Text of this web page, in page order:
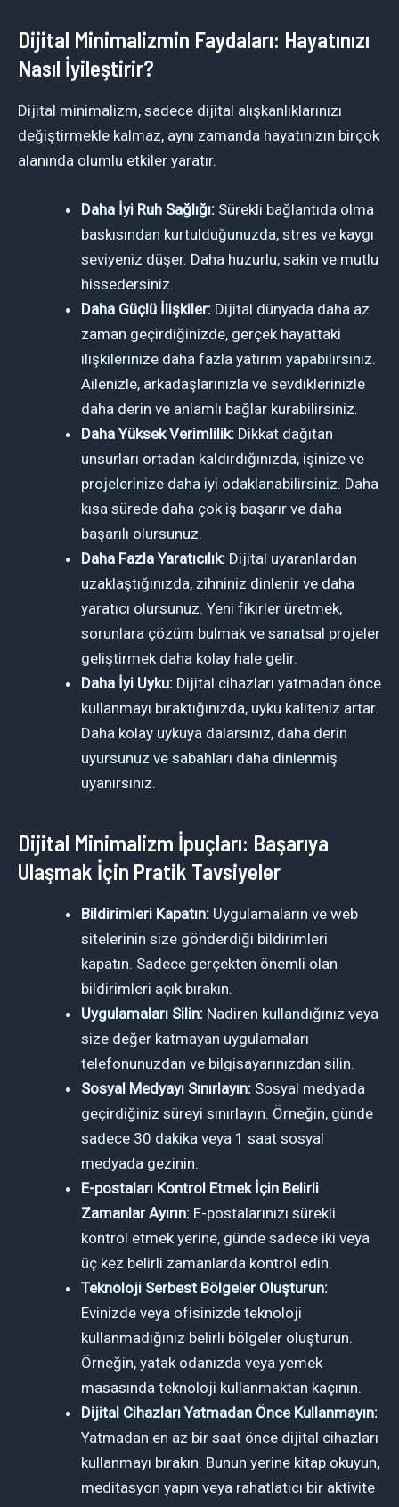
Dijital Minimalizmin Faydaları: Hayatınızı
Nasıl İyileştirir?
Dijital minimalizm, sadece dijital alışkanlıklarınızı
değiştirmekle kalmaz, aynı zamanda hayatınızın birçok
alanında olumlu etkiler yaratır.
Daha İyi Ruh Sağlığı: Sürekli bağlantıda olma
baskısından kurtulduğunuzda, stres ve kaygı
seviyeniz düşer. Daha huzurlu, sakin ve mutlu
hissedersiniz.
Daha Güçlü İlişkiler: Dijital dünyada daha az
zaman geçirdiğinizde, gerçek hayattaki
ilişkilerinize daha fazla yatırım yapabilirsiniz.
Ailenizle, arkadaşlarınızla ve sevdiklerinizle
daha derin ve anlamlı bağlar kurabilirsiniz.
Daha Yüksek Verimlilik: Dikkat dağıtan
unsurları ortadan kaldırdığınızda, işinize ve
projelerinize daha iyi odaklanabilirsiniz. Daha
kısa sürede daha çok iş başarır ve daha
başarılı olursunuz.
Daha Fazla Yaratıcılık: Dijital uyaranlardan
uzaklaştığınızda, zihniniz dinlenir ve daha
yaratıcı olursunuz. Yeni fikirler üretmek,
sorunlara çözüm bulmak ve sanatsal projeler
geliştirmek daha kolay hale gelir.
Daha İyi Uyku: Dijital cihazları yatmadan önce
kullanmayı bıraktığınızda, uyku kaliteniz artar.
Daha kolay uykuya dalarsınız, daha derin
uyursunuz ve sabahları daha dinlenmiş
uyanırsınız.
Dijital Minimalizm İpuçları: Başarıya
Ulaşmak İçin Pratik Tavsiyeler
Bildirimleri Kapatın: Uygulamaların ve web
sitelerinin size gönderdiği bildirimleri
kapatın. Sadece gerçekten önemli olan
bildirimleri açık bırakın.
Uygulamaları Silin: Nadiren kullandığınız veya
size değer katmayan uygulamaları
telefonunuzdan ve bilgisayarınızdan silin.
Sosyal Medyayı Sınırlayın: Sosyal medyada
geçirdiğiniz süreyi sınırlayın. Örneğin, günde
sadece 30 dakika veya 1 saat sosyal
medyada gezinin.
E-postaları Kontrol Etmek İçin Belirli
Zamanlar Ayırın: E-postalarınızı sürekli
kontrol etmek yerine, günde sadece iki veya
üç kez belirli zamanlarda kontrol edin.
Teknoloji Serbest Bölgeler Oluşturun:
Evinizde veya ofisinizde teknoloji
kullanmadığınız belirli bölgeler oluşturun.
Örneğin, yatak odanızda veya yemek
masasında teknoloji kullanmaktan kaçının.
Dijital Cihazları Yatmadan Önce Kullanmayın:
Yatmadan en az bir saat önce dijital cihazları
kullanmayı bırakın. Bunun yerine kitap okuyun,
meditasyon yapın veya rahatlatıcı bir aktivite